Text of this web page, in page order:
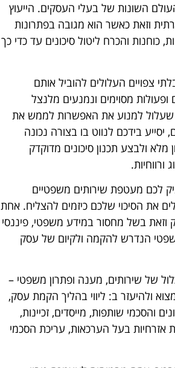
השונות של בעלי העסקים. הייעוץ
וזאת כאשר הוא מגובה בפתרונות
כוחנות והכרח ליטול סיכונים עד כדי כך
צפויים העלולים להוביל אותם
מסוימים ונמנעים מלנצל
שעלול למנוע את האפשרות לממש את
בידכם לנווט בו בצורה נכונה
ולבצע תכנון סיכונים מדוקדק
לכם מעטפת שירותים משפטיים
את הסיכוי שלכם כיזמים להצליח. אחת
וזאת בשל מחסור במידע משפטי, פיננסי
הנדרש להקמה ולקיום של עסק
של שירותים, מענה ופתרון משפטי –
ולהיעזר ב: ליווי בהליך הקמת עסק,
והסכמי שותפות, מייסדים, זכיינות,
אזרחיות בעל הערכאות, עריכת הסכמי